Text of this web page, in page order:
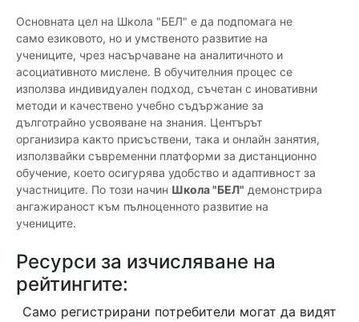
Основната цел на Школа "БЕЛ" е да подпомага не
само езиковото, но и умственото развитие на
учениците, чрез насърчаване на аналитичното и
асоциативното мислене. В обучителния процес се
използва индивидуален подход, съчетан с иновативни
методи и качествено учебно съдържание за
дълготрайно усвояване на знания. Центърът
организира както присъствени, така и онлайн занятия,
използвайки съвременни платформи за дистанционно
обучение, което осигурява удобство и адаптивност за
участниците. По този начин Школа "БЕЛ" демонстрира
ангажираност към пълноценното развитие на
учениците.
Ресурси за изчисляване на
рейтингите:
Само регистрирани потребители могат да видят